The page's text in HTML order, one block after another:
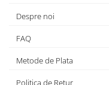
Despre noi
FAQ
Metode de Plata
Politica de Retur